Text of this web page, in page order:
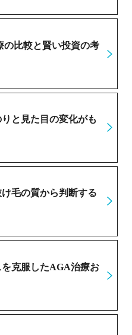
比較と賢い投資の考
と見た目の変化がも
毛の質から判断する
克服したAGA治療お